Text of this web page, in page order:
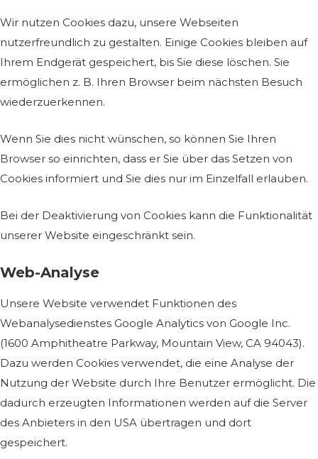
Wir nutzen Cookies dazu, unsere Webseiten
nutzerfreundlich zu gestalten. Einige Cookies bleiben auf
Ihrem Endgerät gespeichert, bis Sie diese löschen. Sie
ermöglichen z. B. Ihren Browser beim nächsten Besuch
wiederzuerkennen.
Wenn Sie dies nicht wünschen, so können Sie Ihren
Browser so einrichten, dass er Sie über das Setzen von
Cookies informiert und Sie dies nur im Einzelfall erlauben.
Bei der Deaktivierung von Cookies kann die Funktionalität
unserer Website eingeschränkt sein.
Web-Analyse
Unsere Website verwendet Funktionen des
Webanalysedienstes Google Analytics von Google Inc.
(1600 Amphitheatre Parkway, Mountain View, CA 94043).
Dazu werden Cookies verwendet, die eine Analyse der
Nutzung der Website durch Ihre Benutzer ermöglicht. Die
dadurch erzeugten Informationen werden auf die Server
des Anbieters in den USA übertragen und dort
gespeichert.